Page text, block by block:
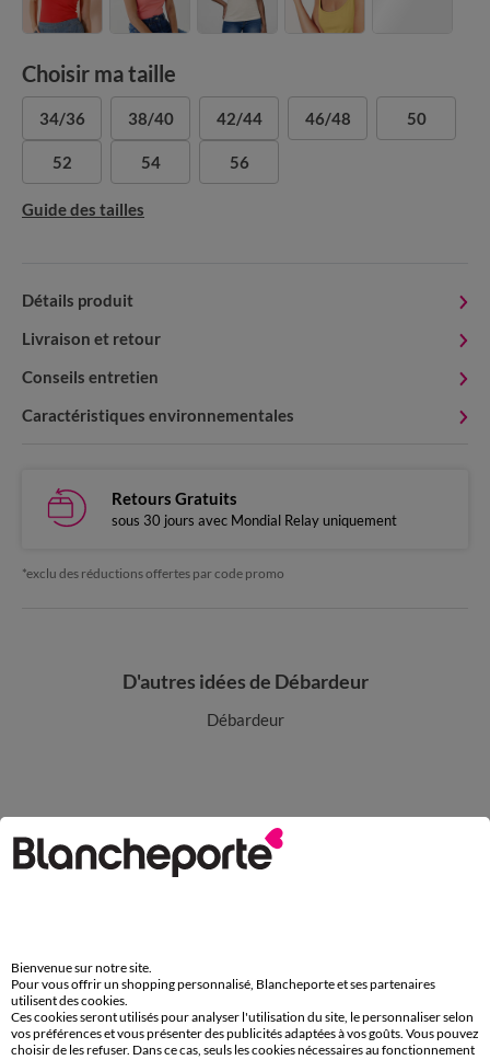
Choisir ma taille
34/36 38/40 42/44 46/48 50
52 54 56
Guide des tailles
Détails produit
Livraison et retour
Conseils entretien
Caractéristiques environnementales
Retours Gratuits
sous 30 jours avec Mondial Relay uniquement
*exclu des réductions offertes par code promo
D'autres idées de Débardeur
Débardeur
Paiement 100% sécurisé
Payez plus tard ou en plusieurs fois
Retours gratuits
sous 30 jours avec Mondial Relay uniquement
Service clients
Bienvenue sur notre site.
Pour vous offrir un shopping personnalisé, Blancheporte et ses partenaires
utilisent des cookies.
Ces cookies seront utilisés pour analyser l'utilisation du site, le personnaliser selon
vos préférences et vous présenter des publicités adaptées à vos goûts. Vous pouvez
choisir de les refuser. Dans ce cas, seuls les cookies nécessaires au fonctionnement